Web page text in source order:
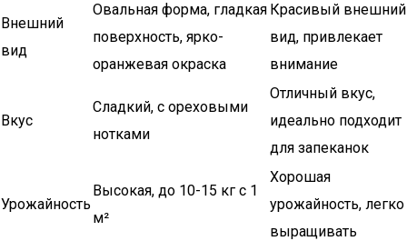
Внешний
вид
Овальная форма, гладкая
поверхность, ярко-
оранжевая окраска
Красивый внешний
вид, привлекает
внимание
Вкус
Сладкий, с ореховыми
нотками
Отличный вкус,
идеально подходит
для запеканок
Урожайность
Высокая, до 10-15 кг с 1
м²
Хорошая
урожайность, легко
выращивать